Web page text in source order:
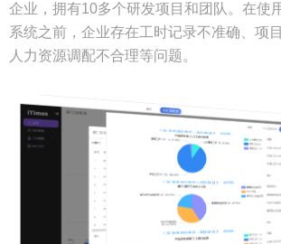
企业，拥有10多个研发项目和团队。在使
系统之前，企业存在工时记录不准确、项
人力资源调配不合理等问题。